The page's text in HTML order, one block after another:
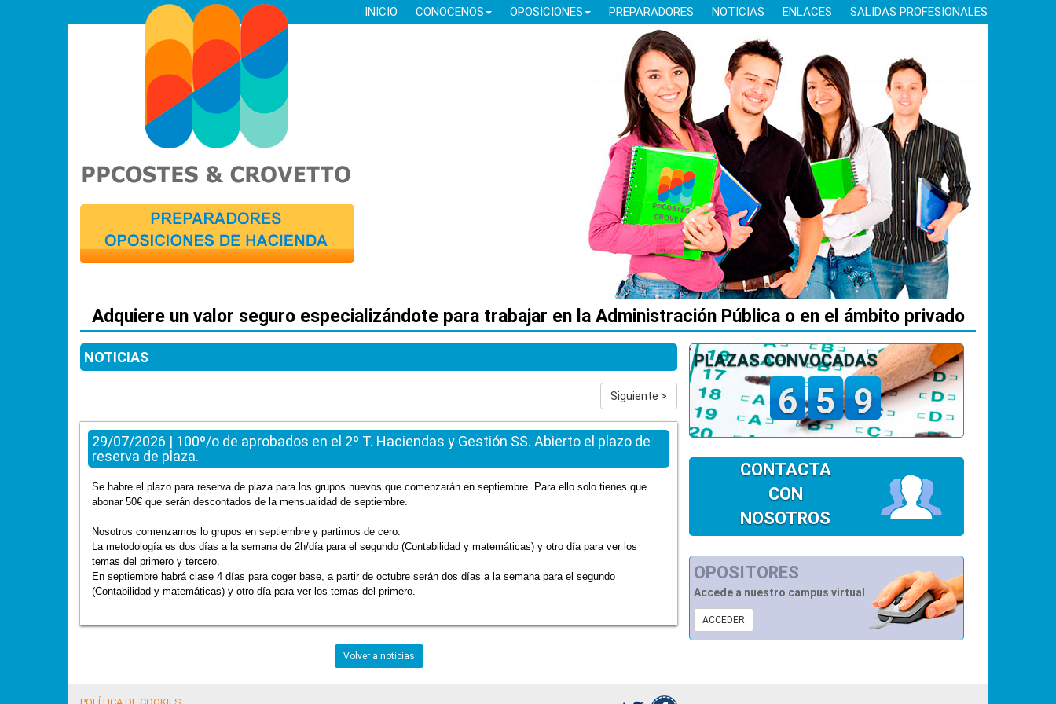
INICIO CONOCENOS OPOSICIONES PREPARADORES NOTICIAS ENLACES SALIDAS PROFESIONALES
Adquiere un valor seguro especializándote para trabajar en la Administración Pública o en el ámbito privado
NOTICIAS
Siguiente >
29/07/2026 | 100º/o de aprobados en el 2º T. Haciendas y Gestión SS. Abierto el plazo de
reserva de plaza.
Se habre el plazo para reserva de plaza para los grupos nuevos que comenzarán en septiembre. Para ello solo tienes que
abonar 50€ que serán descontados de la mensualidad de septiembre.
Nosotros comenzamos lo grupos en septiembre y partimos de cero.
La metodología es dos días a la semana de 2h/día para el segundo (Contabilidad y matemáticas) y otro día para ver los
temas del primero y tercero.
En septiembre habrá clase 4 días para coger base, a partir de octubre serán dos días a la semana para el segundo
(Contabilidad y matemáticas) y otro día para ver los temas del primero.
Volver a noticias
PLAZAS CONVOCADAS
6 5 9
CONTACTA
CON
NOSOTROS
OPOSITORES
Accede a nuestro campus virtual
ACCEDER